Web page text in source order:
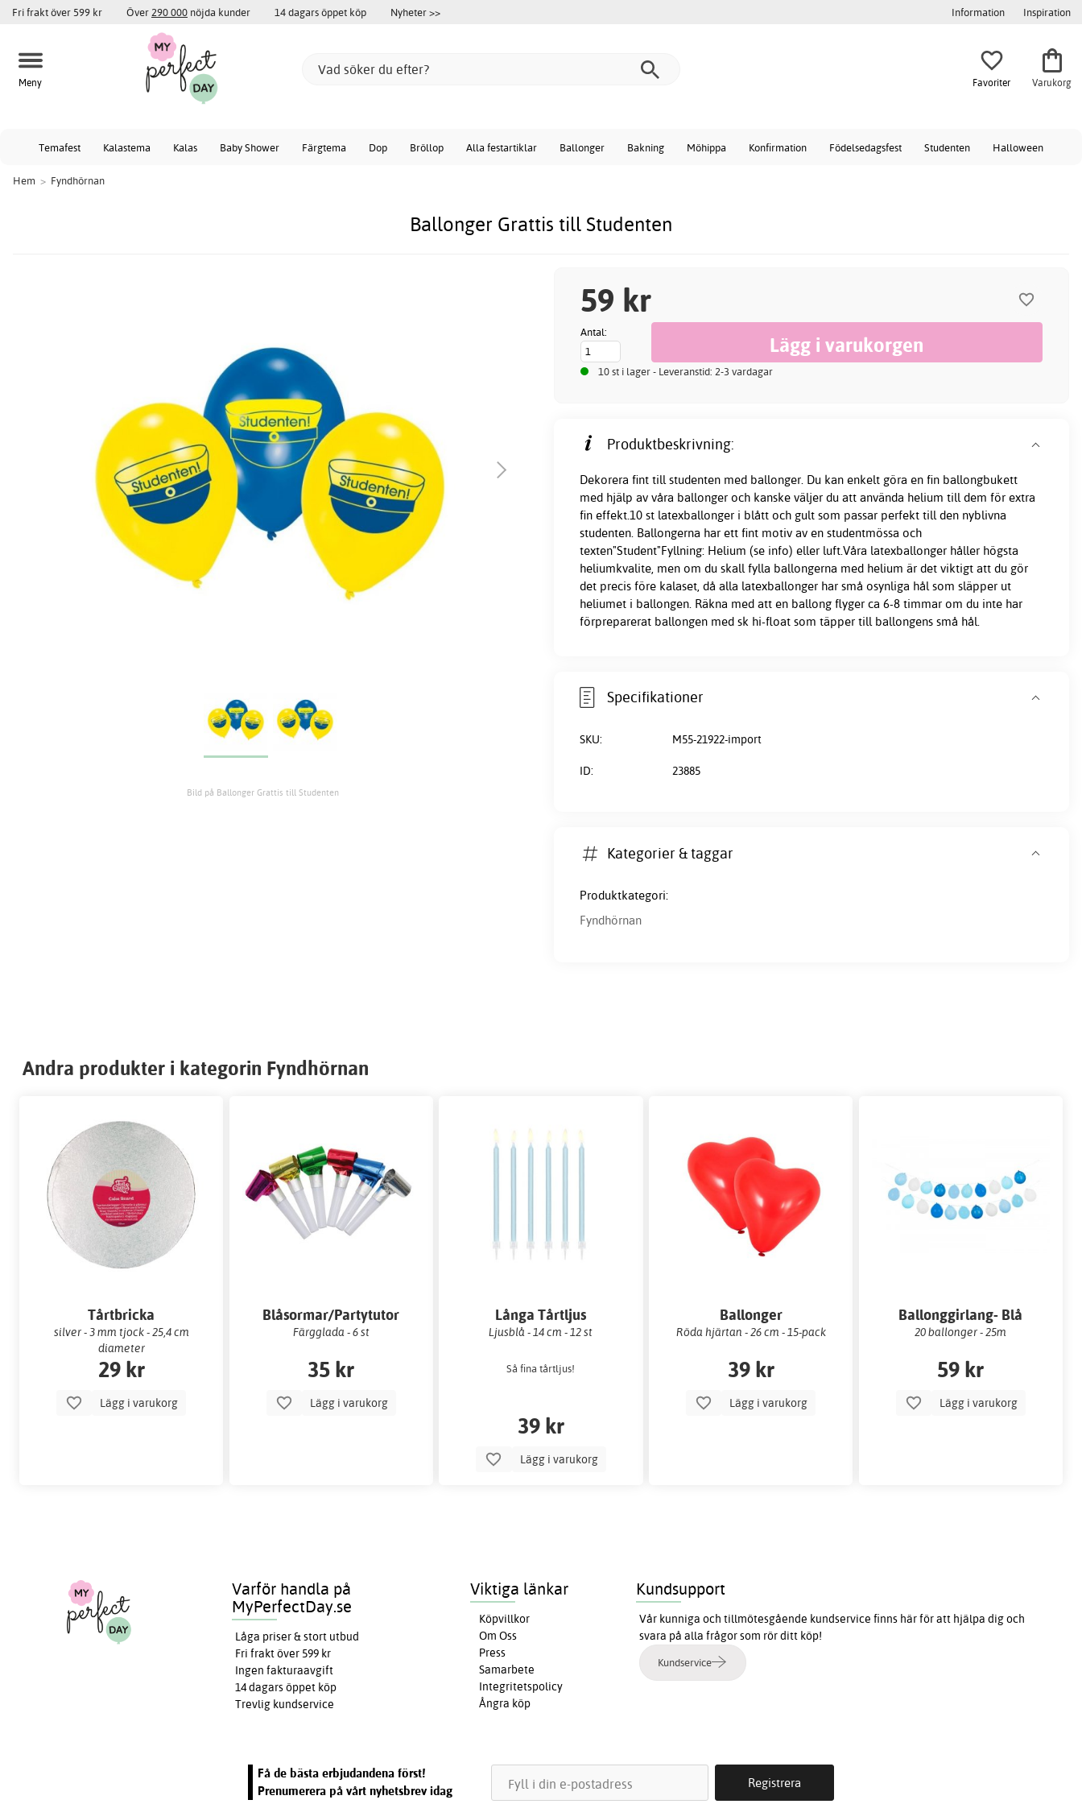
Fri frakt över 599 kr Över 290 000 nöjda kunder 14 dagars öppet köp Nyheter >> Information Inspiration
Meny Favoriter Varukorg
Temafest Kalastema Kalas Baby Shower Färgtema Dop Bröllop Alla festartiklar Ballonger Bakning Möhippa Konfirmation Födelsedagsfest Studenten Halloween
Hem > Fyndhörnan
Ballonger Grattis till Studenten
Bild på Ballonger Grattis till Studenten
59 kr
Antal:
10 st i lager - Leveranstid: 2-3 vardagar
Produktbeskrivning:
Dekorera fint till studenten med ballonger. Du kan enkelt göra en fin ballongbukett
med hjälp av våra ballonger och kanske väljer du att använda helium till dem för extra
fin effekt.10 st latexballonger i blått och gult som passar perfekt till den nyblivna
studenten. Ballongerna har ett fint motiv av en studentmössa och
texten"Student"Fyllning: Helium (se info) eller luft.Våra latexballonger håller högsta
heliumkvalite, men om du skall fylla ballongerna med helium är det viktigt att du gör
det precis före kalaset, då alla latexballonger har små osynliga hål som släpper ut
heliumet i ballongen. Räkna med att en ballong flyger ca 6-8 timmar om du inte har
förpreparerat ballongen med sk hi-float som täpper till ballongens små hål.
Specifikationer
SKU: M55-21922-import
ID: 23885
Kategorier & taggar
Produktkategori:
Fyndhörnan
Andra produkter i kategorin Fyndhörnan
Tårtbricka
silver - 3 mm tjock - 25,4 cm
diameter
29 kr
Lägg i varukorg
Blåsormar/Partytutor
Färgglada - 6 st
35 kr
Lägg i varukorg
Långa Tårtljus
Ljusblå - 14 cm - 12 st
Så fina tårtljus!
39 kr
Lägg i varukorg
Ballonger
Röda hjärtan - 26 cm - 15-pack
39 kr
Lägg i varukorg
Ballonggirlang- Blå
20 ballonger - 25m
59 kr
Lägg i varukorg
Varför handla på
MyPerfectDay.se
Låga priser & stort utbud
Fri frakt över 599 kr
Ingen fakturaavgift
14 dagars öppet köp
Trevlig kundservice
Viktiga länkar
Köpvillkor
Om Oss
Press
Samarbete
Integritetspolicy
Ångra köp
Kundsupport
Vår kunniga och tillmötesgående kundservice finns här för att hjälpa dig och
svara på alla frågor som rör ditt köp!
Kundservice
Få de bästa erbjudandena först!
Prenumerera på vårt nyhetsbrev idag